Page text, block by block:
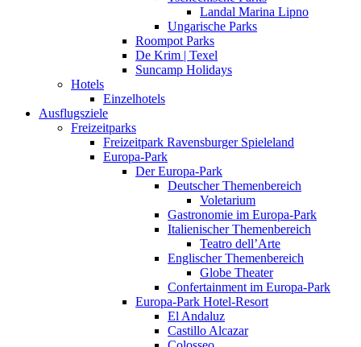
Landal Marina Lipno
Ungarische Parks
Roompot Parks
De Krim | Texel
Suncamp Holidays
Hotels
Einzelhotels
Ausflugsziele
Freizeitparks
Freizeitpark Ravensburger Spieleland
Europa-Park
Der Europa-Park
Deutscher Themenbereich
Voletarium
Gastronomie im Europa-Park
Italienischer Themenbereich
Teatro dell’Arte
Englischer Themenbereich
Globe Theater
Confertainment im Europa-Park
Europa-Park Hotel-Resort
El Andaluz
Castillo Alcazar